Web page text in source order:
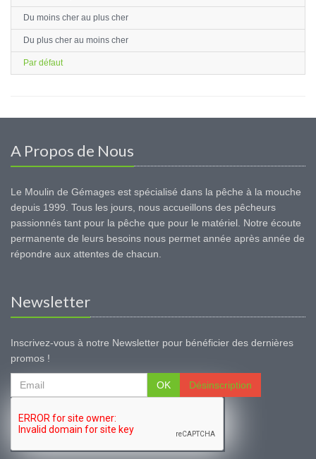
Du moins cher au plus cher
Du plus cher au moins cher
Par défaut
A Propos de Nous
Le Moulin de Gémages est spécialisé dans la pêche à la mouche
depuis 1999. Tous les jours, nous accueillons des pêcheurs
passionnés tant pour la pêche que pour le matériel. Notre écoute
permanente de leurs besoins nous permet année après année de
répondre aux attentes de chacun.
Newsletter
Inscrivez-vous à notre Newsletter pour bénéficier des dernières
promos !
OK Désinscription